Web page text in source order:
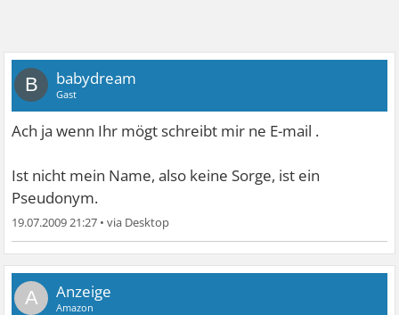
B babydream
Gast
Ach ja wenn Ihr mögt schreibt mir ne E-mail .
Ist nicht mein Name, also keine Sorge, ist ein
Pseudonym.
19.07.2009 21:27 •
A